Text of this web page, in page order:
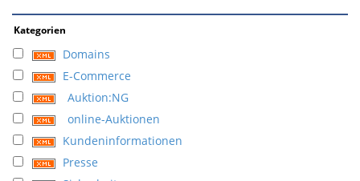
Kategorien
Domains
E-Commerce
Auktion:NG
online-Auktionen
Kundeninformationen
Presse